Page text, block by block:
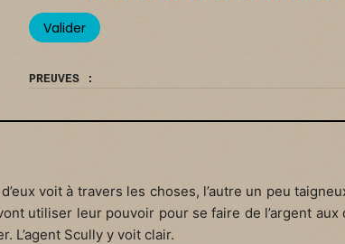
PREUVES :
voit à travers les choses, l’autre un peu
utiliser leur pouvoir pour se faire de l’argent aux
L’agent Scully y voit clair.